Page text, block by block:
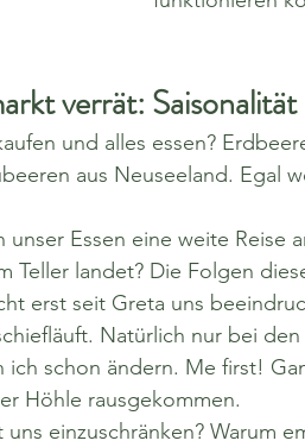
verrät:
und alles essen?
aus Neuseeland. Egal
Essen eine weite Reise
Teller landet? Die Folgen
erst seit Greta uns
Natürlich nur bei
ich schon ändern. Me first!
Höhle rausgekommen.
einzuschränken? Warum